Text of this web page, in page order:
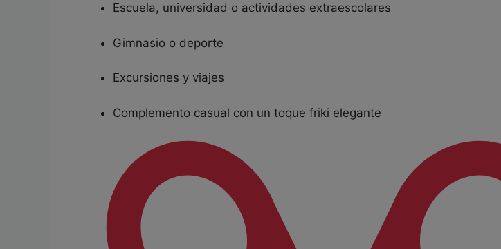
Escuela, universidad o actividades extraescolares
Gimnasio o deporte
Excursiones y viajes
Complemento casual con un toque friki elegante